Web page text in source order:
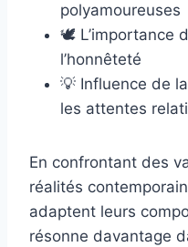
polyamoureuses
🕊️ L’importance
l’honnêteté
💡 Influence de
les attentes
En confrontant des
réalités
adaptent leurs
résonne davantage